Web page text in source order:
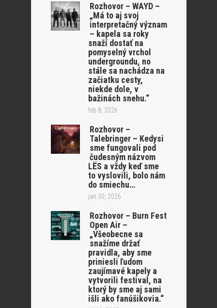
Rozhovor – WAYD –
„Má to aj svoj
interpretačný význam
– kapela sa roky
snaží dostať na
pomyselný vrchol
undergroundu, no
stále sa nachádza na
začiatku cesty,
niekde dole, v
bažinách snehu.“
feb 8, 2026
Rozhovor –
Talebringer – Kedysi
sme fungovali pod
čudesným názvom
LËS a vždy keď sme
to vyslovili, bolo nám
do smiechu…
jan 30, 2026
Rozhovor – Burn Fest
Open Air –
„Všeobecne sa
snažíme držať
pravidla, aby sme
priniesli ľudom
zaujímavé kapely a
vytvorili festival, na
ktorý by sme aj sami
išli ako fanúšikovia.“